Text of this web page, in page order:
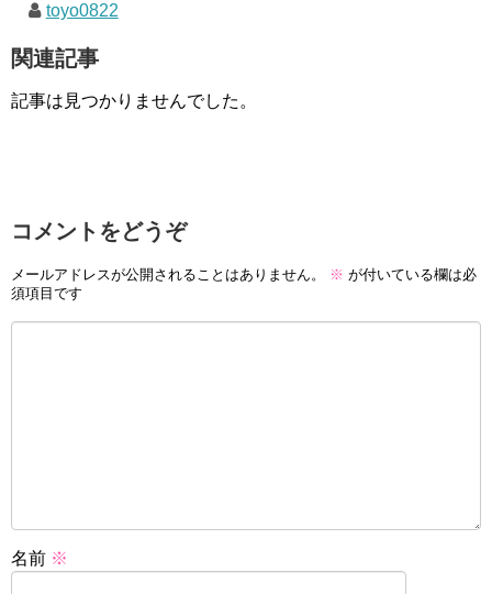
toyo0822
関連記事
記事は見つかりませんでした。
コメントをどうぞ
メールアドレスが公開されることはありません。 ※ が付いている欄は必
須項目です
名前 ※